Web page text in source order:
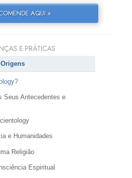
AQUI »
E PRÁTICAS
Seus Antecedentes e
e Humanidades
Religião
Espiritual